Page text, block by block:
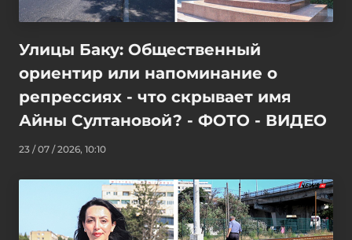
Улицы Баку: Общественный
ориентир или напоминание о
репрессиях - что скрывает имя
Айны Султановой? - ФОТО - ВИДЕО
23 / 07 / 2026, 10:10